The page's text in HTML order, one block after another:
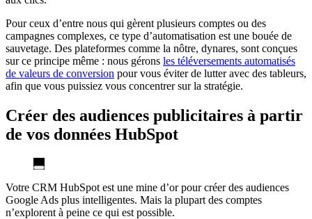
Pour ceux d’entre nous qui gèrent plusieurs comptes ou des
campagnes complexes, ce type d’automatisation est une bouée de
sauvetage. Des plateformes comme la nôtre, dynares, sont conçues
sur ce principe même : nous gérons les téléversements automatisés
de valeurs de conversion pour vous éviter de lutter avec des tableurs,
afin que vous puissiez vous concentrer sur la stratégie.
Créer des audiences publicitaires à partir
de vos données HubSpot
Votre CRM HubSpot est une mine d’or pour créer des audiences
Google Ads plus intelligentes. Mais la plupart des comptes
n’explorent à peine ce qui est possible.